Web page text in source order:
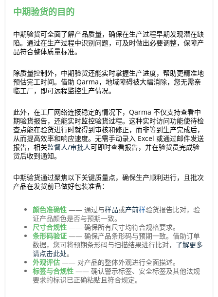
中期验货的目的
中期验货可全面了解产品质量，确保在生产过程早期发现潜在缺
陷。通过在生产过程中识别问题，可及时做出必要调整，保障产
品符合整体质量标准。
除质量控制外，中期验货还能实时掌握生产进度，帮助更精准地
预估完工时间。借助 Qarma，地域障碍被大幅消除，您无需亲
临工厂，即可远程监控生产情况。
此外，在工厂网络连接稳定的情况下，Qarma 不仅支持查看中
期验货报告，还能实时监控验货过程。这种实时访问功能使待检
查点能在验货进行时就得到审核和修正，而非等到生产完成后，
从而提高效率和响应速度。无需手动录入 Excel 或通过邮件发送
报告，相关监督人/审批人可即时查看报告，并在验货员完成验
货后收到通知。
中期验货通过聚焦以下关键质量点，确保生产顺利进行，且批次
产品在发货前已做好包装准备：
颜色准确性 —— 通过与样品或产前样验货报告比对，验
证产品颜色是否与预期一致。
尺寸合规性 —— 确保所有尺寸均符合规格要求。
条形码验证 —— 确保产品条形码与预期一致。借助订单
数据，您可将预期条形码与扫描结果进行比对， 了解更多
请点击此处。
外观评估 —— 对产品的整体外观进行全面描述。
标签与合规性 —— 确认警示标签、安全标签及其他法规
要求的标识已正确粘贴且符合规定。